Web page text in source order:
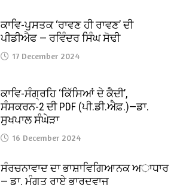
ਕਾਵਿ-ਪੁਸਤਕ ‘ਰਾਵਣ ਹੀ ਰਾਵਣ’ ਦੀ
ਪੀਡੀਐਫ — ਰਵਿੰਦਰ ਸਿੰਘ ਸੋਢੀ
17 December 2024
ਕਾਵਿ-ਸੰਗ੍ਰਹਿ ‘ਕਿੱਸਿਆਂ ਦੇ ਕੈਦੀ’,
ਸੰਸਕਰਨ-2 ਦੀ PDF (ਪੀ.ਡੀ.ਐਫ਼.)—ਡਾ.
ਸੁਖਪਾਲ ਸੰਘੇੜਾ
16 December 2024
ਸੰਰਚਨਾਵਾਦ ਦਾ ਭਾਸ਼ਾਵਿਗਿਆਨਕ ਅਾਧਾਰ
— ਡਾ. ਮੰਗਤ ਰਾਏ ਭਾਰਦਵਾਜ